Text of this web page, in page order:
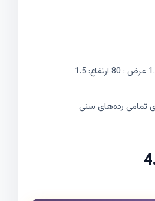
تمامی رده‌های سنی